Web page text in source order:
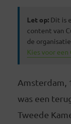
Let op:Dit is
content van
de
Kies voor
Amsterdam,
was een
Tweede